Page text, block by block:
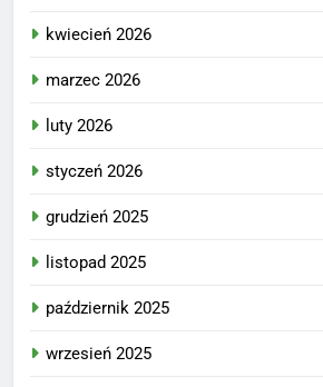
kwiecień 2026
marzec 2026
luty 2026
styczeń 2026
grudzień 2025
listopad 2025
październik 2025
wrzesień 2025